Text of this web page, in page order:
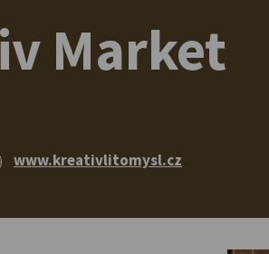
Market
www.kreativlitomysl.cz